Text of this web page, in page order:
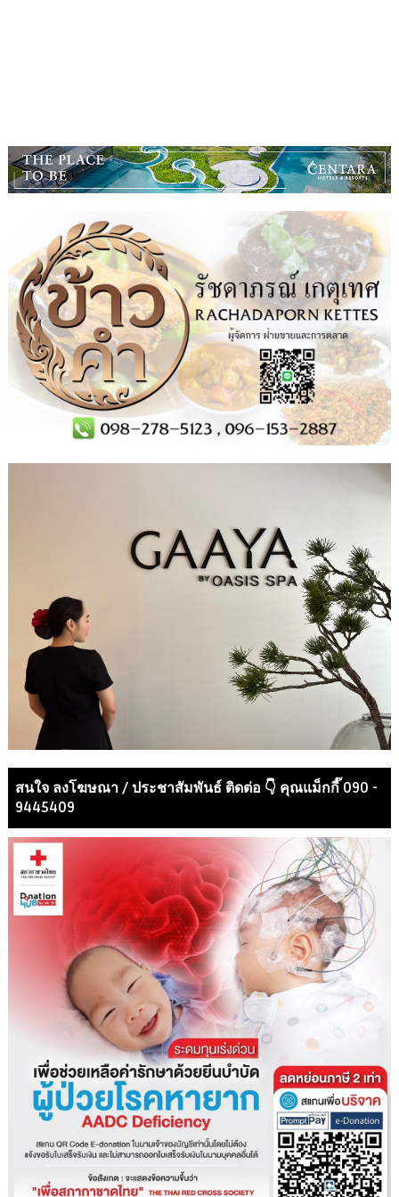
สนใจ ลงโฆษณา / ประชาสัมพันธ์ ติดต่อ 👇 คุณแม็กกี๊ 090 -
9445409